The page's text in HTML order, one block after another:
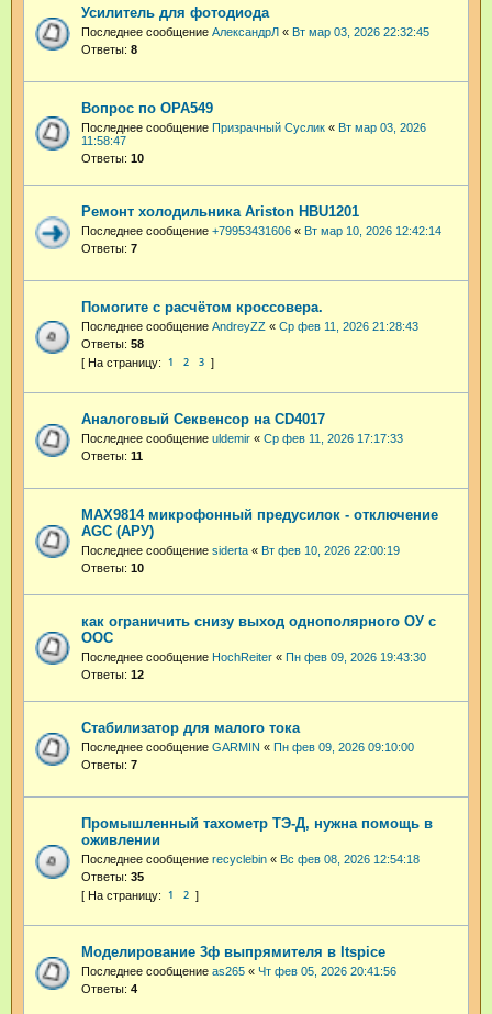
Усилитель для фотодиода
Последнее сообщение АлександрЛ « Вт мар 03, 2026 22:32:45
Ответы: 8
Вопрос по OPA549
Последнее сообщение Призрачный Суслик « Вт мар 03, 2026
11:58:47
Ответы: 10
Ремонт холодильника Ariston HBU1201
Последнее сообщение +79953431606 « Вт мар 10, 2026 12:42:14
Ответы: 7
Помогите с расчётом кроссовера.
Последнее сообщение AndreyZZ « Ср фев 11, 2026 21:28:43
Ответы: 58
1 2 3
Аналоговый Секвенсор на CD4017
Последнее сообщение uldemir « Ср фев 11, 2026 17:17:33
Ответы: 11
MAX9814 микрофонный предусилок - отключение
AGC (АРУ)
Последнее сообщение siderta « Вт фев 10, 2026 22:00:19
Ответы: 10
как ограничить снизу выход однополярного ОУ с
ООС
Последнее сообщение HochReiter « Пн фев 09, 2026 19:43:30
Ответы: 12
Стабилизатор для малого тока
Последнее сообщение GARMIN « Пн фев 09, 2026 09:10:00
Ответы: 7
Промышленный тахометр ТЭ-Д, нужна помощь в
оживлении
Последнее сообщение recyclebin « Вс фев 08, 2026 12:54:18
Ответы: 35
1 2
Моделирование 3ф выпрямителя в ltspice
Последнее сообщение as265 « Чт фев 05, 2026 20:41:56
Ответы: 4